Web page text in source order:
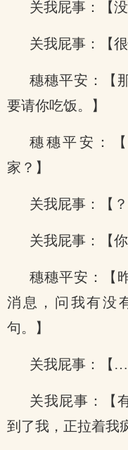
关我屁事：【没
关我屁事：【
穗穗平安：【
要请你吃饭。】
穗穗平安：
家？】
关我屁事：【？
关我屁事：【
穗穗平安：【
消息，问我有没
句。】
关我屁事：【
关我屁事：【
到了我，正拉着我